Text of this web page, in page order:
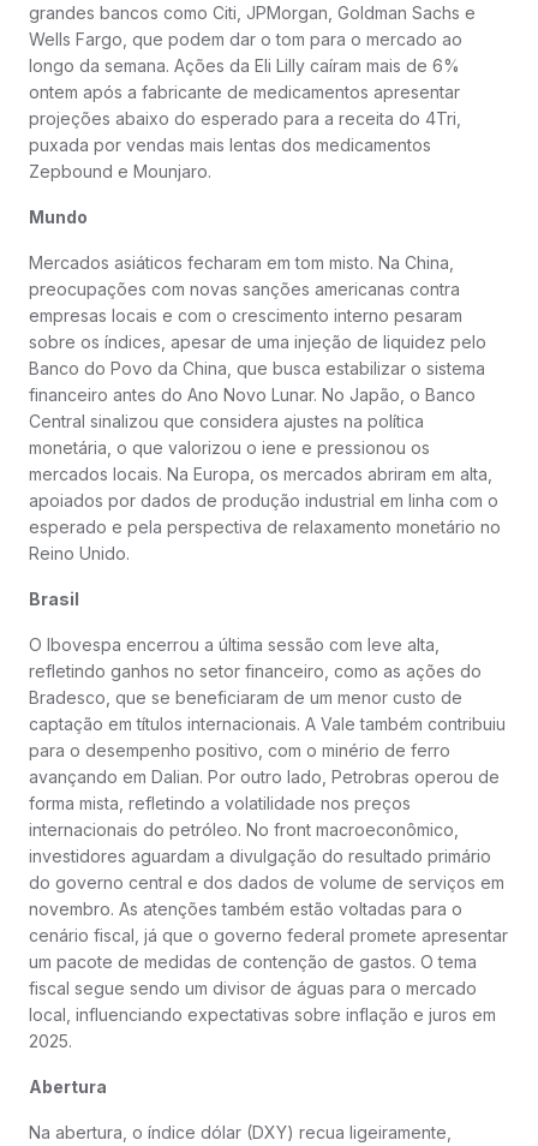
grandes bancos como Citi, JPMorgan, Goldman Sachs e
Wells Fargo, que podem dar o tom para o mercado ao
longo da semana. Ações da Eli Lilly caíram mais de 6%
ontem após a fabricante de medicamentos apresentar
projeções abaixo do esperado para a receita do 4Tri,
puxada por vendas mais lentas dos medicamentos
Zepbound e Mounjaro.
Mundo
Mercados asiáticos fecharam em tom misto. Na China,
preocupações com novas sanções americanas contra
empresas locais e com o crescimento interno pesaram
sobre os índices, apesar de uma injeção de liquidez pelo
Banco do Povo da China, que busca estabilizar o sistema
financeiro antes do Ano Novo Lunar. No Japão, o Banco
Central sinalizou que considera ajustes na política
monetária, o que valorizou o iene e pressionou os
mercados locais. Na Europa, os mercados abriram em alta,
apoiados por dados de produção industrial em linha com o
esperado e pela perspectiva de relaxamento monetário no
Reino Unido.
Brasil
O Ibovespa encerrou a última sessão com leve alta,
refletindo ganhos no setor financeiro, como as ações do
Bradesco, que se beneficiaram de um menor custo de
captação em títulos internacionais. A Vale também contribuiu
para o desempenho positivo, com o minério de ferro
avançando em Dalian. Por outro lado, Petrobras operou de
forma mista, refletindo a volatilidade nos preços
internacionais do petróleo. No front macroeconômico,
investidores aguardam a divulgação do resultado primário
do governo central e dos dados de volume de serviços em
novembro. As atenções também estão voltadas para o
cenário fiscal, já que o governo federal promete apresentar
um pacote de medidas de contenção de gastos. O tema
fiscal segue sendo um divisor de águas para o mercado
local, influenciando expectativas sobre inflação e juros em
2025​​​.
Abertura
Na abertura, o índice dólar (DXY) recua ligeiramente,